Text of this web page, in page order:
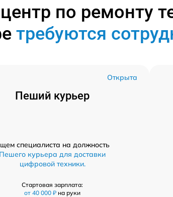
по ремонту
требуются
Открыта
Пеший курьер
специалиста на должность
Пешего курьера для доставки
цифровой техники.
Стартовая зарплата:
от 40 000 ₽ на руки